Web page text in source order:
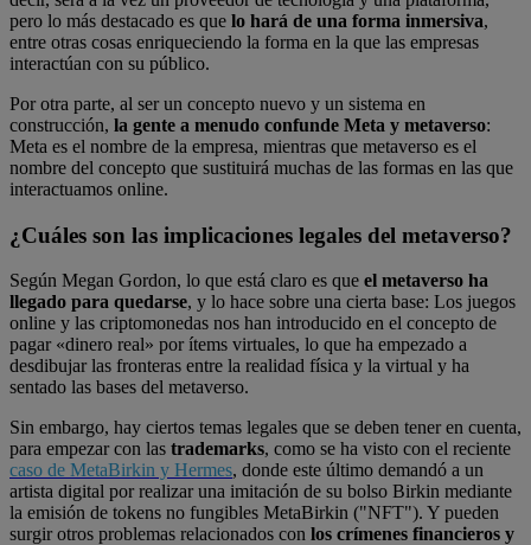
pero lo más destacado es que lo hará de una forma inmersiva,
entre otras cosas enriqueciendo la forma en la que las empresas
interactúan con su público.
Por otra parte, al ser un concepto nuevo y un sistema en
construcción, la gente a menudo confunde Meta y metaverso:
Meta es el nombre de la empresa, mientras que metaverso es el
nombre del concepto que sustituirá muchas de las formas en las que
interactuamos online.
¿Cuáles son las implicaciones legales del metaverso?
Según Megan Gordon, lo que está claro es que el metaverso ha
llegado para quedarse, y lo hace sobre una cierta base: Los juegos
online y las criptomonedas nos han introducido en el concepto de
pagar «dinero real» por ítems virtuales, lo que ha empezado a
desdibujar las fronteras entre la realidad física y la virtual y ha
sentado las bases del metaverso.
Sin embargo, hay ciertos temas legales que se deben tener en cuenta,
para empezar con las trademarks, como se ha visto con el reciente
caso de MetaBirkin y Hermes, donde este último demandó a un
artista digital por realizar una imitación de su bolso Birkin mediante
la emisión de tokens no fungibles MetaBirkin ("NFT"). Y pueden
surgir otros problemas relacionados con los crímenes financieros y